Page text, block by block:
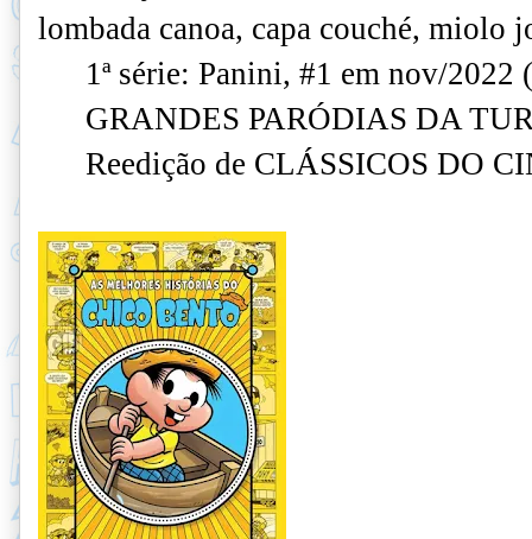
lombada canoa, capa couché, miolo
1ª série: Panini, #1 em nov/
GRANDES PARÓDIAS DA
Reedição de CLÁSSICOS DO